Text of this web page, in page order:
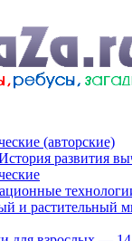
(авторские)
развития
и растительный